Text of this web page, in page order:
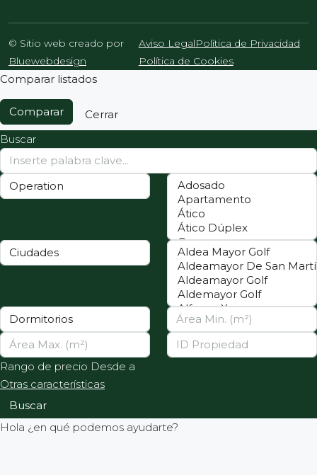
© Sitio web creado por
Bluewebdesign
Aviso LegalPolítica de Privacidad
Política de Cookies
Comparar listados
Comparar
Cerrar
Buscar
Rango de precio Desde a
Otras características
Buscar
Hola ¿en qué podemos ayudarte?